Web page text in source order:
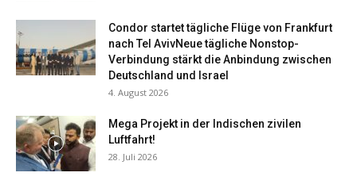
Condor startet tägliche Flüge von Frankfurt
nach Tel AvivNeue tägliche Nonstop-
Verbindung stärkt die Anbindung zwischen
Deutschland und Israel
4. August 2026
Mega Projekt in der Indischen zivilen
Luftfahrt!
28. Juli 2026